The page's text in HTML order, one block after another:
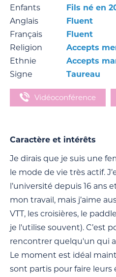
Enfants
Fils né en
Anglais
Fluent
Français
Fluent
Religion
Accepts
Ethnie
Accepts
Signe
Taureau
Vidéoconférence
Caractère et intérêts
Je dirais que je suis une
le mode de vie très actif.
l’université depuis 16 ans
mon travail, mais j’aime
VTT, les croisières, le
je l'utilise souvent). C’est
rencontrer quelqu'un qui
Le moment est idéal
sont partis pour faire leurs